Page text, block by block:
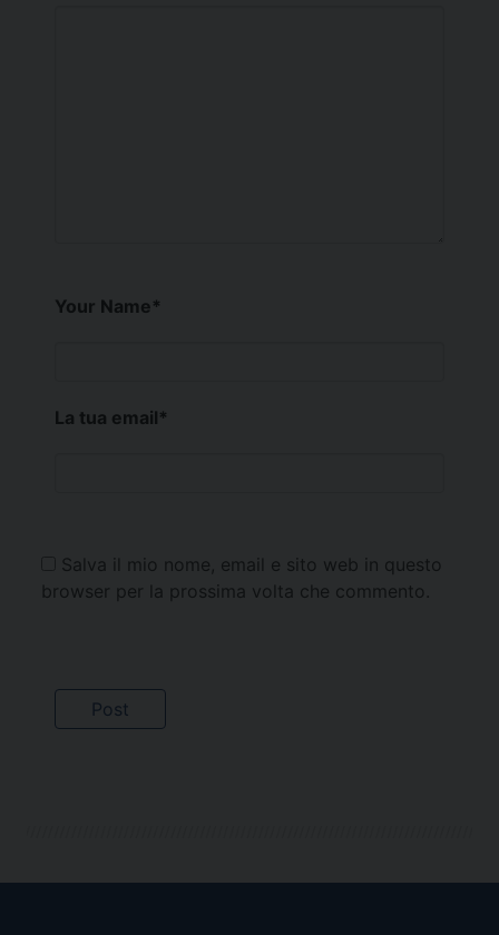
Your Name*
La tua email*
Salva il mio nome, email e sito web in questo
browser per la prossima volta che commento.